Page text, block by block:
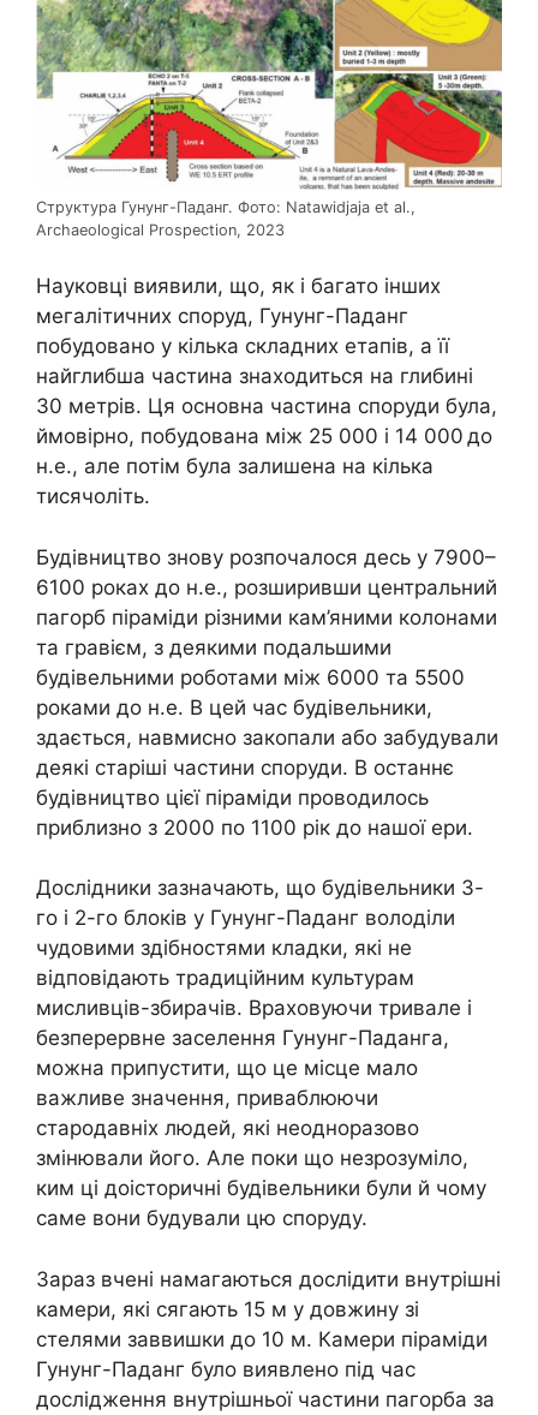
Структура Гунунг-Паданг. Фото: Natawidjaja et al.,
Archaeological Prospection, 2023
Науковці виявили, що, як і багато інших
мегалітичних споруд, Гунунг-Паданг
побудовано у кілька складних етапів, а її
найглибша частина знаходиться на глибині
30 метрів. Ця основна частина споруди була,
ймовірно, побудована між 25 000 і 14 000 до
н.е., але потім була залишена на кілька
тисячоліть.
Будівництво знову розпочалося десь у 7900–
6100 роках до н.е., розширивши центральний
пагорб піраміди різними кам’яними колонами
та гравієм, з деякими подальшими
будівельними роботами між 6000 та 5500
роками до н.е. В цей час будівельники,
здається, навмисно закопали або забудували
деякі старіші частини споруди. В останнє
будівництво цієї піраміди проводилось
приблизно з 2000 по 1100 рік до нашої ери.
Дослідники зазначають, що будівельники 3-
го і 2-го блоків у Гунунг-Паданг володіли
чудовими здібностями кладки, які не
відповідають традиційним культурам
мисливців-збирачів. Враховуючи тривале і
безперервне заселення Гунунг-Паданга,
можна припустити, що це місце мало
важливе значення, приваблюючи
стародавніх людей, які неодноразово
змінювали його. Але поки що незрозуміло,
ким ці доісторичні будівельники були й чому
саме вони будували цю споруду.
Зараз вчені намагаються дослідити внутрішні
камери, які сягають 15 м у довжину зі
стелями заввишки до 10 м. Камери піраміди
Гунунг-Паданг було виявлено під час
дослідження внутрішньої частини пагорба за